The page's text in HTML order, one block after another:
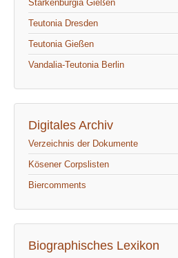
Starkenburgia Gießen
Teutonia Dresden
Teutonia Gießen
Vandalia-Teutonia Berlin
Digitales Archiv
Verzeichnis der Dokumente
Kösener Corpslisten
Biercomments
Biographisches Lexikon